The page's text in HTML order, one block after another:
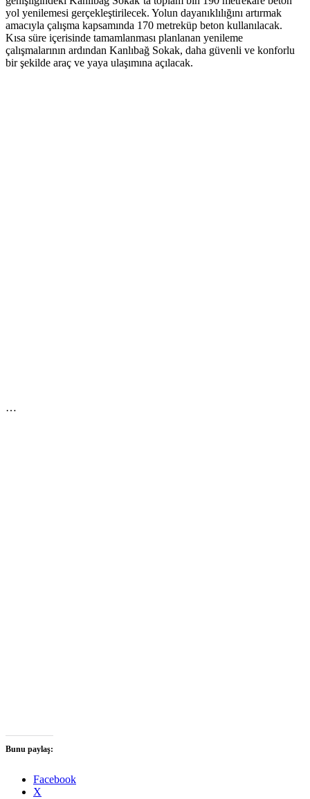
yol yenilemesi gerçekleştirilecek. Yolun dayanıklılığını artırmak
amacıyla çalışma kapsamında 170 metreküp beton kullanılacak.
Kısa süre içerisinde tamamlanması planlanan yenileme
çalışmalarının ardından Kanlıbağ Sokak, daha güvenli ve konforlu
bir şekilde araç ve yaya ulaşımına açılacak.
…
Bunu paylaş:
Facebook
X